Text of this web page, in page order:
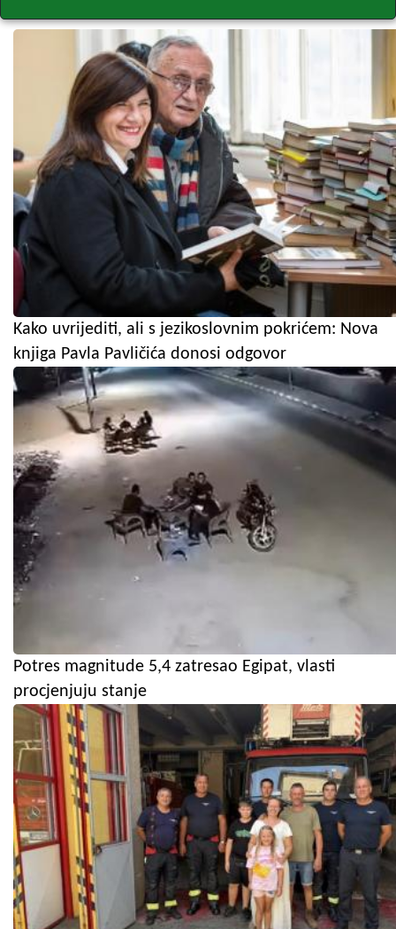
Kako uvrijediti, ali s jezikoslovnim pokrićem: Nova
knjiga Pavla Pavličića donosi odgovor
Potres magnitude 5,4 zatresao Egipat, vlasti
procjenjuju stanje